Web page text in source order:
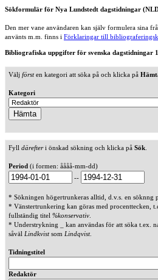
Sökformulär för Nya Lundstedt dagstidningar
Den mer vane användaren kan själv formulera sina
använts m.m. finns i Förklaringar till
Bibliografiska uppgifter för svenska dagstidningar
Välj försten kategori att söka på och klicka på
Kategori
Fyll därefteri önskad sökning och klicka på Sök
Period (i formen: åååå-mm-dd)
--
* Sökningen högertrunkeras alltid, d.v.s. en söknng
* Vänstertrunkering kan göras med procenttecken,
fullständig titel %konservativ
* Understrykning _ kan användas för att söka t.ex.
såväl Lindkvistsom Lindqvist.
Tidningstitel
Redaktör